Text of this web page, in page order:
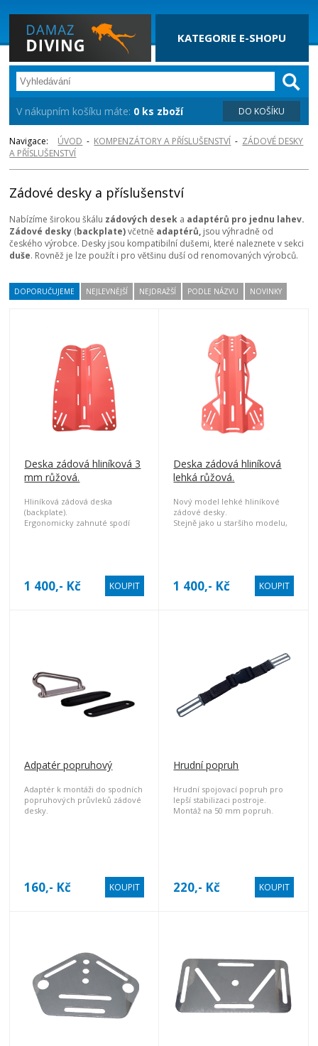
KATEGORIE E-SHOPU
V nákupním košíku máte: 0 ks zboží DO KOŠÍKU
Navigace: ÚVOD - KOMPENZÁTORY A PŘÍSLUŠENSTVÍ - ZÁDOVÉ DESKY
A PŘÍSLUŠENSTVÍ
Zádové desky a příslušenství
Nabízíme širokou škálu zádových desek a adaptérů pro jednu lahev.
Zádové desky (backplate)včetně adaptérů, jsou výhradně od
českého výrobce. Desky jsou kompatibilní dušemi, které naleznete v sekci
duše. Rovněž je lze použít i pro většinu duší od renomovaných výrobců.
DOPORUČUJEME NEJLEVNĚJŠÍ NEJDRAŽŠÍ PODLE NÁZVU NOVINKY
Deska zádová hliníková 3
mm růžová.
Hliníková zádová deska
(backplate).
Ergonomicky zahnuté spodí
1 400,- Kč KOUPIT
Deska zádová hliníková
lehká růžová.
Nový model lehké hliníkové
zádové desky.
Stejně jako u staršího modelu,
Díky středové drážce je možno
namontovat prakticky
1 400,- Kč KOUPIT
Adpatér popruhový
Adaptér k montáži do spodních
popruhových průvleků zádové
desky.
160,- Kč KOUPIT
Hrudní popruh
Hrudní spojovací popruh pro
lepší stabilizaci postroje.
Montáž na 50 mm popruh.
220,- Kč KOUPIT